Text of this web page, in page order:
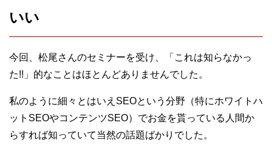
いい
今回、松尾さんのセミナーを受け、「これは知らなかっ
た!!」的なことはほとんどありませんでした。
私のように細々とはいえSEOという分野（特にホワイトハ
ットSEOやコンテンツSEO）でお金を貰っている人間か
らすれば知っていて当然の話題ばかりでした。